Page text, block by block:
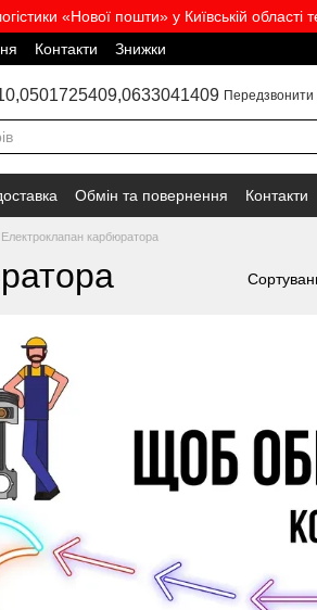
«Нової пошти» у Київській
Контакти
Знижки
Співпраця
0501725409,0633041409
Обмін та повернення Контакти
Електроклапан карбюратора